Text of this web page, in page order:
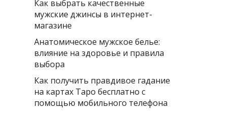
Как выбрать качественные
мужские джинсы в интернет-
магазине
Анатомическое мужское белье:
влияние на здоровье и правила
выбора
Как получить правдивое гадание
на картах Таро бесплатно с
помощью мобильного телефона